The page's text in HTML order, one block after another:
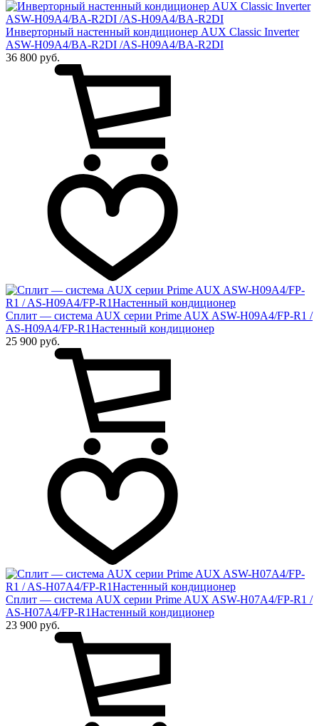
Инверторный настенный кондиционер AUX Сlassic Inverter
ASW-H09A4/BA-R2DI /AS-H09A4/BA-R2DI
36 800 руб.
Сплит — система AUX серии Prime AUX ASW-H09A4/FP-R1 /
AS-H09A4/FP-R1Настенный кондиционер
25 900 руб.
Сплит — система AUX серии Prime AUX ASW-H07A4/FP-R1 /
AS-H07A4/FP-R1Настенный кондиционер
23 900 руб.